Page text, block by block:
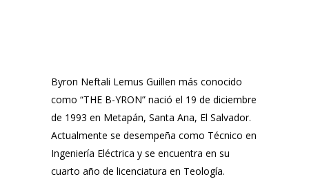
Byron Neftali Lemus Guillen más conocido
como “THE B-YRON” nació el 19 de diciembre
de 1993 en Metapán, Santa Ana, El Salvador.
Actualmente se desempeña como Técnico en
Ingeniería Eléctrica y se encuentra en su
cuarto año de licenciatura en Teología.